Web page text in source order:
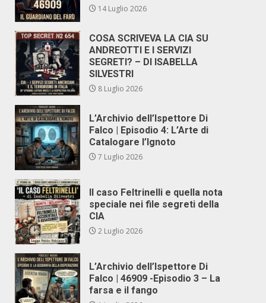
14 Luglio 2026
COSA SCRIVEVA LA CIA SU
ANDREOTTI E I SERVIZI
SEGRETI? – DI ISABELLA
SILVESTRI
8 Luglio 2026
L’Archivio dell’Ispettore Di
Falco | Episodio 4: L’Arte di
Catalogare l’Ignoto
7 Luglio 2026
Il caso Feltrinelli e quella nota
speciale nei file segreti della
CIA
2 Luglio 2026
L’Archivio dell’Ispettore Di
Falco | 46909 -Episodio 3 – La
farsa e il fango